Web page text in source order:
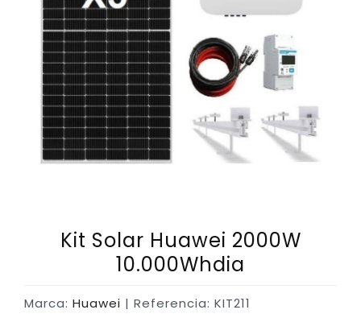
Kit Solar Huawei 2000W
10.000Whdia
Marca: Huawei | Referencia: KIT211